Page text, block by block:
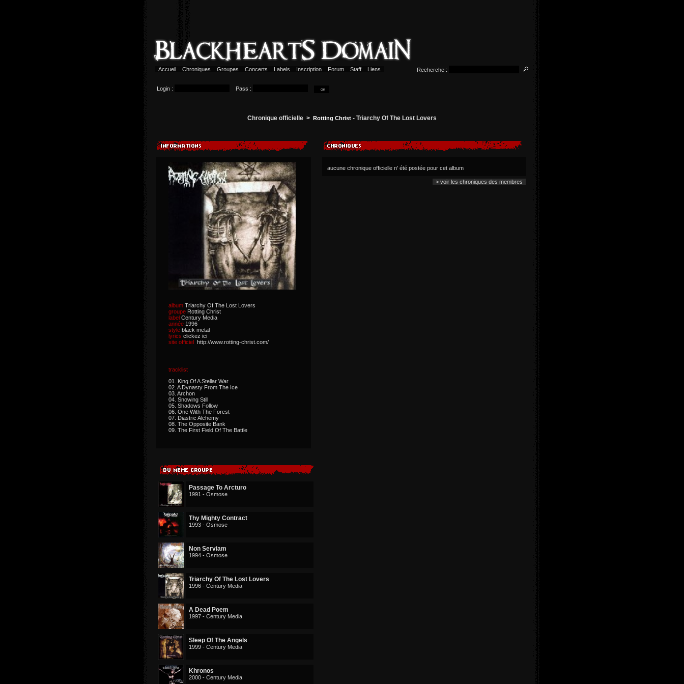
Accueil Chroniques Groupes Concerts Labels Inscription Forum Staff Liens Recherche :
Login : Pass :
Chronique officielle > Rotting Christ - Triarchy Of The Lost Lovers
album Triarchy Of The Lost Lovers
groupe Rotting Christ
label Century Media
année 1996
style black metal
lyrics clickez ici
site officiel http://www.rotting-christ.com/
tracklist
01. King Of A Stellar War
02. A Dynasty From The Ice
03. Archon
04. Snowing Still
05. Shadows Follow
06. One With The Forest
07. Diastric Alchemy
08. The Opposite Bank
09. The First Field Of The Battle
Passage To Arcturo
1991 - Osmose
Thy Mighty Contract
1993 - Osmose
Non Serviam
1994 - Osmose
Triarchy Of The Lost Lovers
1996 - Century Media
A Dead Poem
1997 - Century Media
Sleep Of The Angels
1999 - Century Media
Khronos
2000 - Century Media
aucune chronique officielle n' été postée pour cet album
> voir les chroniques des membres